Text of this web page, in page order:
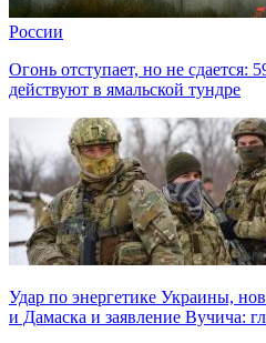
России
Огонь отступает, но не сдается:
действуют в ямальской тундре
Удар по энергетике Украины,
и Дамаска и заявление Вучича: